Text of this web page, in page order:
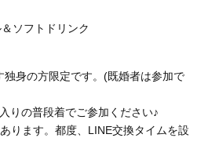
ソフトドリンク
身の方限定です。(既婚者は参加で
りの普段着でご参加ください♪
ります。都度、LINE交換タイムを設